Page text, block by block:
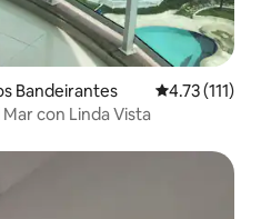
Bandeirantes Calificación
4.73 (111)
con Linda Vista